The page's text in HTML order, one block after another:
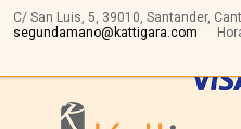
C/ San Luis, 5, 39010, Santander,
segundamano@kattigara.com